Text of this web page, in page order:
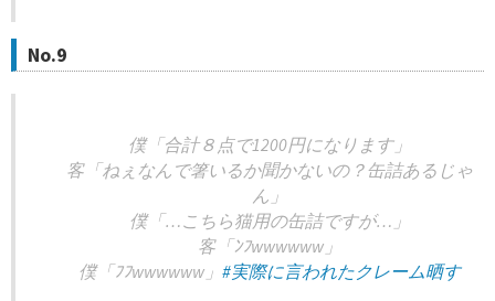
No.9
僕「合計８点で1200円になります」
客「ねぇなんで箸いるか聞かないの？缶詰あるじゃ
ん」
僕「…こちら猫用の缶詰ですが…」
客「ﾝﾌwwwwww」
僕「ﾌﾌwwwwww」 #実際に言われたクレーム晒す